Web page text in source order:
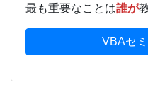
最も重要なことは誰が
VBAセ